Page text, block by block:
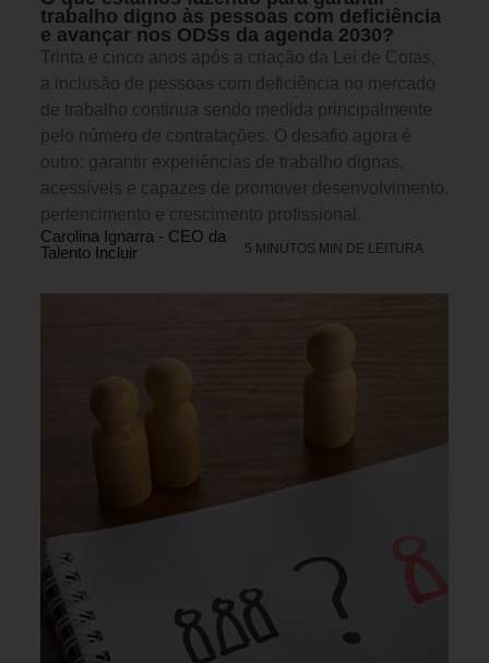
trabalho digno às pessoas com deficiência
e avançar nos ODSs da agenda 2030?
Trinta e cinco anos após a criação da Lei de Cotas,
a inclusão de pessoas com deficiência no mercado
de trabalho continua sendo medida principalmente
pelo número de contratações. O desafio agora é
outro: garantir experiências de trabalho dignas,
acessíveis e capazes de promover desenvolvimento,
pertencimento e crescimento profissional.
Carolina Ignarra - CEO da
Talento Incluir
5 MINUTOS MIN DE LEITURA